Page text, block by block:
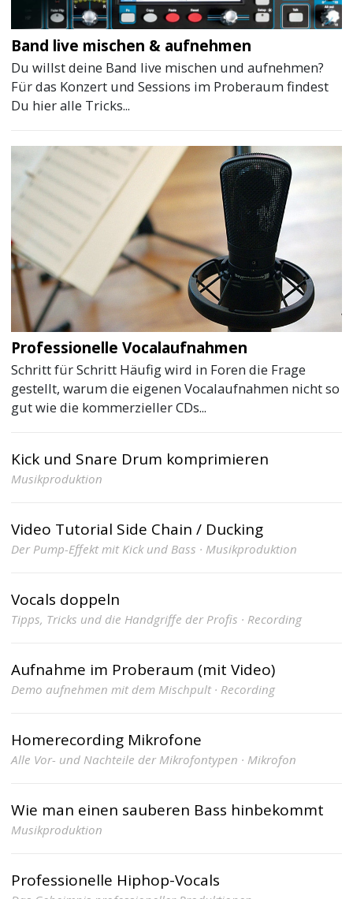
Band live mischen & aufnehmen
Du willst deine Band live mischen und aufnehmen?
Für das Konzert und Sessions im Proberaum findest
Du hier alle Tricks...
Professionelle Vocalaufnahmen
Schritt für Schritt Häufig wird in Foren die Frage
gestellt, warum die eigenen Vocalaufnahmen nicht so
gut wie die kommerzieller CDs...
Kick und Snare Drum komprimieren
Musikproduktion
Video Tutorial Side Chain / Ducking
Der Pump-Effekt mit Kick und Bass · Musikproduktion
Vocals doppeln
Tipps, Tricks und die Handgriffe der Profis · Recording
Aufnahme im Proberaum (mit Video)
Demo aufnehmen mit dem Mischpult · Recording
Homerecording Mikrofone
Alle Vor- und Nachteile der Mikrofontypen · Mikrofon
Wie man einen sauberen Bass hinbekommt
Musikproduktion
Professionelle Hiphop-Vocals